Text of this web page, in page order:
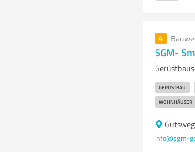
4
SGM-
GERÜSTBAU
WOHNHÄUSER
info@sgm-